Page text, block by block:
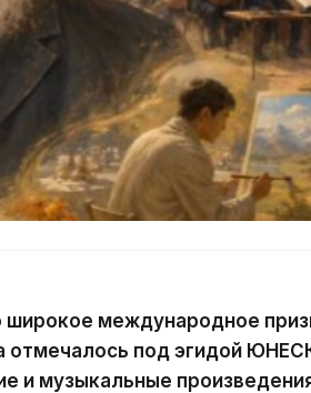
международное
отмечалось под эгидой
и музыкальные